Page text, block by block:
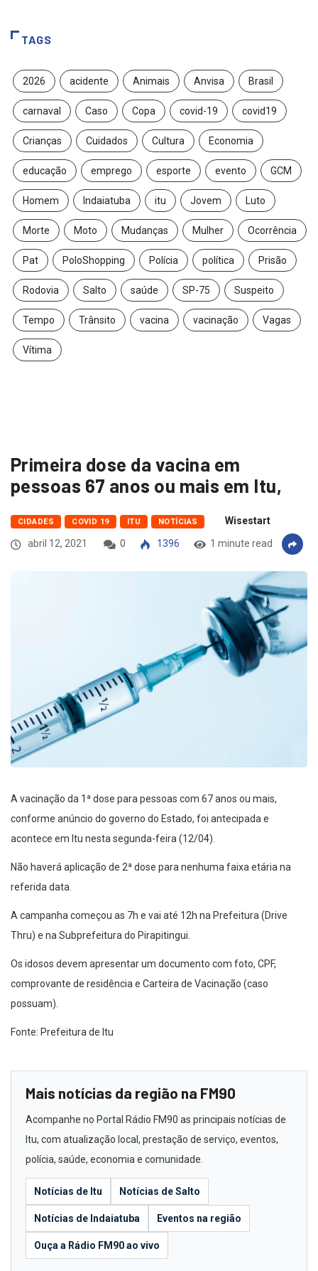
TAGS
2026 acidente Animais Anvisa Brasil
carnaval Caso Copa covid-19 covid19
Crianças Cuidados Cultura Economia
educação emprego esporte evento GCM
Homem Indaiatuba itu Jovem Luto
Morte Moto Mudanças Mulher Ocorrência
Pat PoloShopping Polícia política Prisão
Rodovia Salto saúde SP-75 Suspeito
Tempo Trânsito vacina vacinação Vagas
Vítima
Primeira dose da vacina em
pessoas 67 anos ou mais em Itu,
CIDADES COVID 19 ITU NOTÍCIAS
Wisestart
abril 12, 2021
0 1396 1 minute read
A vacinação da 1ª dose para pessoas com 67 anos ou mais,
conforme anúncio do governo do Estado, foi antecipada e
acontece em Itu nesta segunda-feira (12/04).
Não haverá aplicação de 2ª dose para nenhuma faixa etária na
referida data.
A campanha começou as 7h e vai até 12h na Prefeitura (Drive
Thru) e na Subprefeitura do Pirapitingui.
Os idosos devem apresentar um documento com foto, CPF,
comprovante de residência e Carteira de Vacinação (caso
possuam).
Fonte: Prefeitura de Itu
Mais notícias da região na FM90
Acompanhe no Portal Rádio FM90 as principais notícias de
Itu, com atualização local, prestação de serviço, eventos,
polícia, saúde, economia e comunidade.
Notícias de Itu Notícias de Salto
Notícias de Indaiatuba Eventos na região
Ouça a Rádio FM90 ao vivo